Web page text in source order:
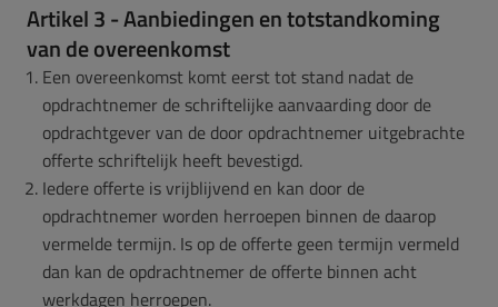
Artikel 3 - Aanbiedingen en totstandkoming
van de overeenkomst
Een overeenkomst komt eerst tot stand nadat de
opdrachtnemer de schriftelijke aanvaarding door de
opdrachtgever van de door opdrachtnemer uitgebrachte
offerte schriftelijk heeft bevestigd.
Iedere offerte is vrijblijvend en kan door de
opdrachtnemer worden herroepen binnen de daarop
vermelde termijn. Is op de offerte geen termijn vermeld
dan kan de opdrachtnemer de offerte binnen acht
werkdagen herroepen.